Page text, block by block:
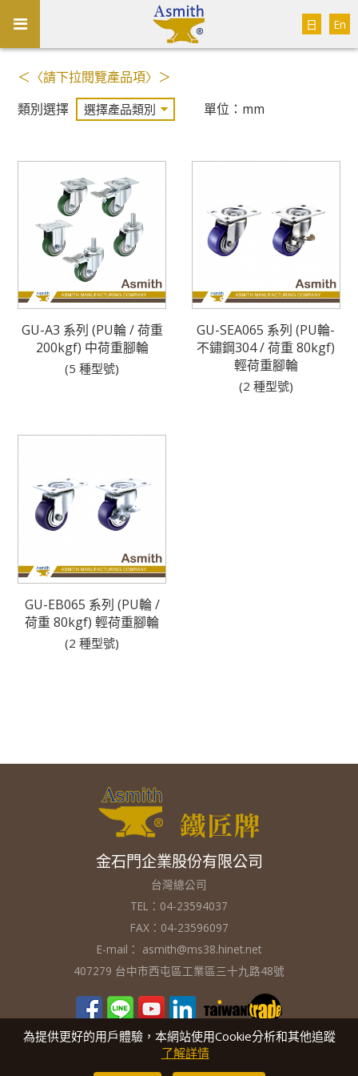
En
日
＜〈請下拉閱覽產品項〉＞
類別選擇
單位：mm
GU-A3 系列 (PU輪 / 荷重
200kgf) 中荷重腳輪
(5 種型號)
GU-SEA065 系列 (PU輪-
不鏽鋼304 / 荷重 80kgf)
輕荷重腳輪
(2 種型號)
GU-EB065 系列 (PU輪 /
荷重 80kgf) 輕荷重腳輪
(2 種型號)
為提供更好的用戶體驗，本網站使用Cookie分析和其他追蹤
了解詳情
金石門企業股份有限公司
台灣總公司
TEL：04-23594037
FAX：04-23596097
E-mail： asmith@ms38.hinet.net
407279 台中市西屯區工業區三十九路48號
版權所有 翻印必究 Copyright © 2016金石門企業股份有限公司